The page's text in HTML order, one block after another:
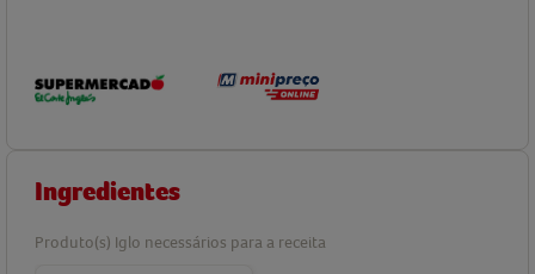
Ingredientes
Produto(s) Iglo necessários para a receita